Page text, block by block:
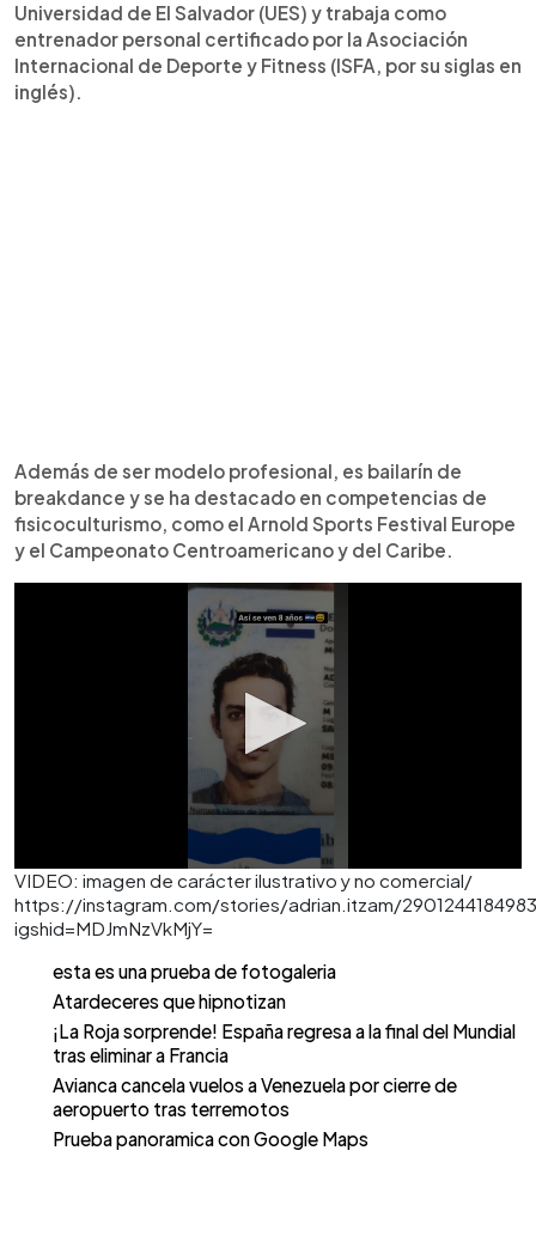
Universidad de El Salvador (UES) y trabaja como
entrenador personal certificado por la Asociación
Internacional de Deporte y Fitness (ISFA, por su siglas en
inglés).
Además de ser modelo profesional, es bailarín de
breakdance y se ha destacado en competencias de
fisicoculturismo, como el Arnold Sports Festival Europe
y el Campeonato Centroamericano y del Caribe.
VIDEO: imagen de carácter ilustrativo y no comercial/
https://instagram.com/stories/adrian.itzam/
igshid=MDJmNzVkMjY=
esta es una prueba de fotogaleria
Atardeceres que hipnotizan
¡La Roja sorprende! España regresa a la final del Mundial
tras eliminar a Francia
Avianca cancela vuelos a Venezuela por cierre de
aeropuerto tras terremotos
Prueba panoramica con Google Maps